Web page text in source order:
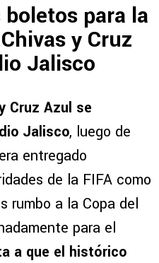
para la
y Cruz
Jalisco
Cruz Azul se
Jalisco, luego de
entregado
de la FIFA como
rumbo a la Copa del
para el
a que el histórico